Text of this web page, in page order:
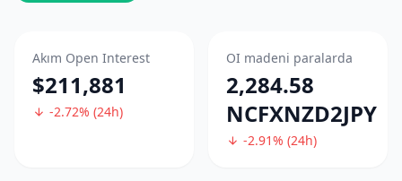
Akım Open Interest
$211,881
-2.72% (24h)
OI madeni paralarda
2,284.58
NCFXNZD2JPY
-2.91% (24h)